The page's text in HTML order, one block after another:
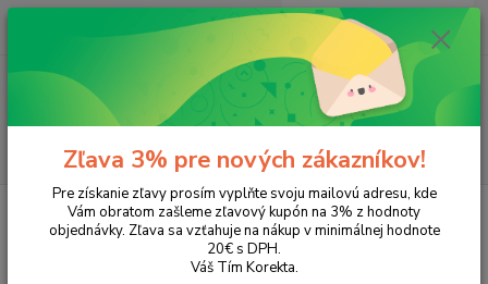
Hľadať
ks
za 0,00 EUR
Tonery a náplne do tlačiarní SAMSUNG CLP-365W
Zľava 3% pre nových zákazníkov!
Pre získanie zľavy prosím vyplňte svoju mailovú adresu, kde
Vám obratom zašleme zľavový kupón na 3% z hodnoty
objednávky. Zľava sa vzťahuje na nákup v minimálnej hodnote
20€ s DPH.
Váš Tím Korekta.